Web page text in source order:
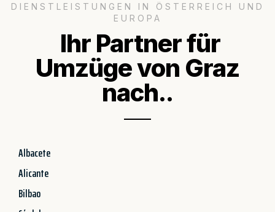
DIENSTLEISTUNGEN IN ÖSTERREICH UND
EUROPA
Ihr Partner für
Umzüge von Graz
nach..
Albacete
Alicante
Bilbao